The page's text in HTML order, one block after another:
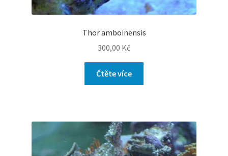
Thor amboinensis
300,00 Kč
Čtěte více